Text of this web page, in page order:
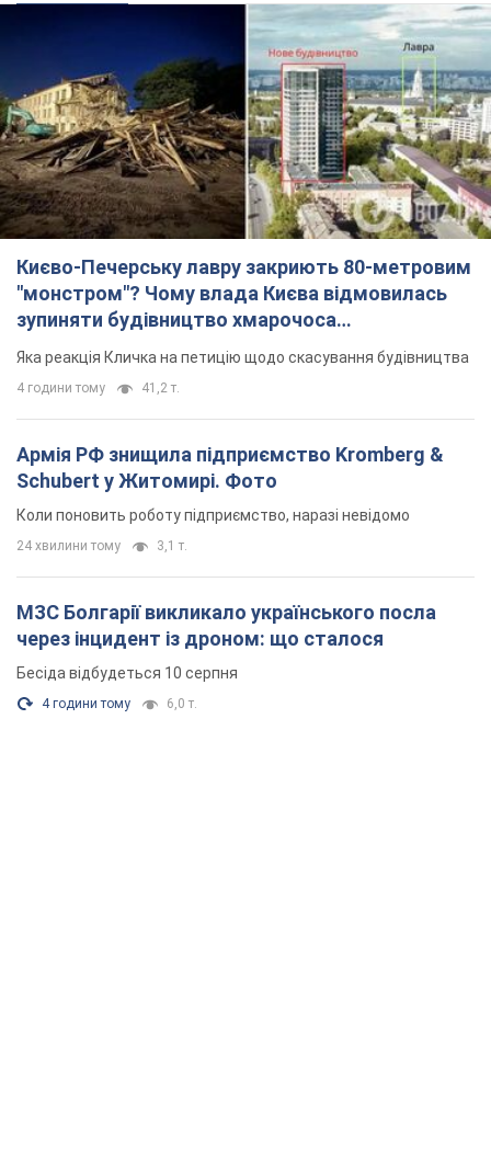
Києво-Печерську лавру закриють 80-метровим
"монстром"? Чому влада Києва відмовилась
зупиняти будівництво хмарочоса
"московського вірянина"
Яка реакція Кличка на петицію щодо скасування будівництва
4 години тому 41,2 т.
Армія РФ знищила підприємство Kromberg &
Schubert у Житомирі. Фото
Коли поновить роботу підприємство, наразі невідомо
24 хвилини тому 3,1 т.
МЗС Болгарії викликало українського посла
через інцидент із дроном: що сталося
Бесіда відбудеться 10 серпня
4 години тому 6,0 т.